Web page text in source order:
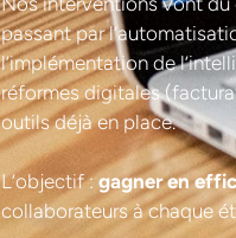
passant par
l’implémentation de
réformes digitales
outils déjà en place.
L’objectif :gagner en
collaborateurs à chaque